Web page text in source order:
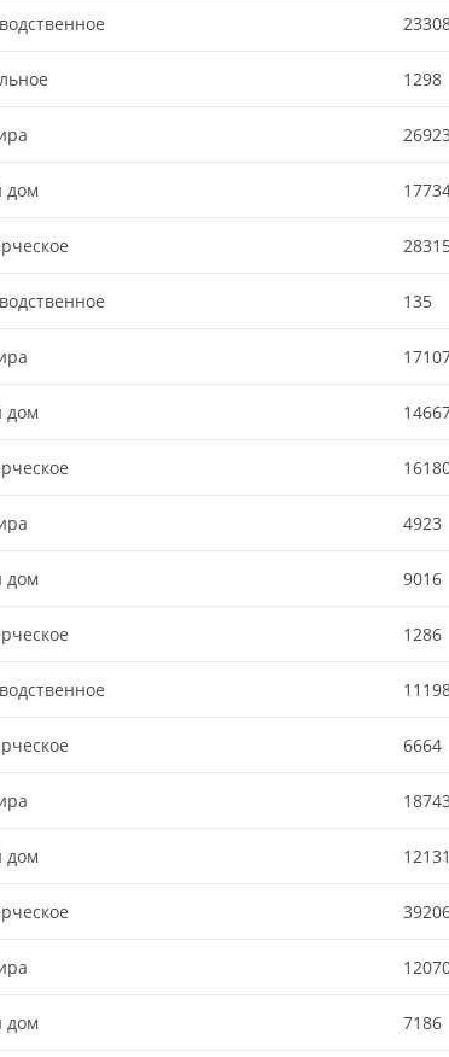
1298
26923
дом
135
дом
4923
дом 9016
1286
6664
18743
дом 12131
дом 7186